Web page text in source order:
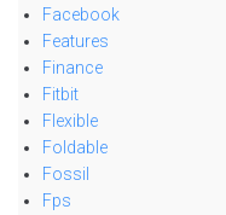
Facebook
Features
Finance
Fitbit
Flexible
Foldable
Fossil
Fps